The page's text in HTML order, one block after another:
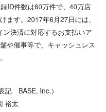
ID件数は60万件で、40万店
ます。2017年6月27日には、
決済に対応するお支払いア
や催事等で、キャッシュレス
記 BASE, Inc.）
裕太